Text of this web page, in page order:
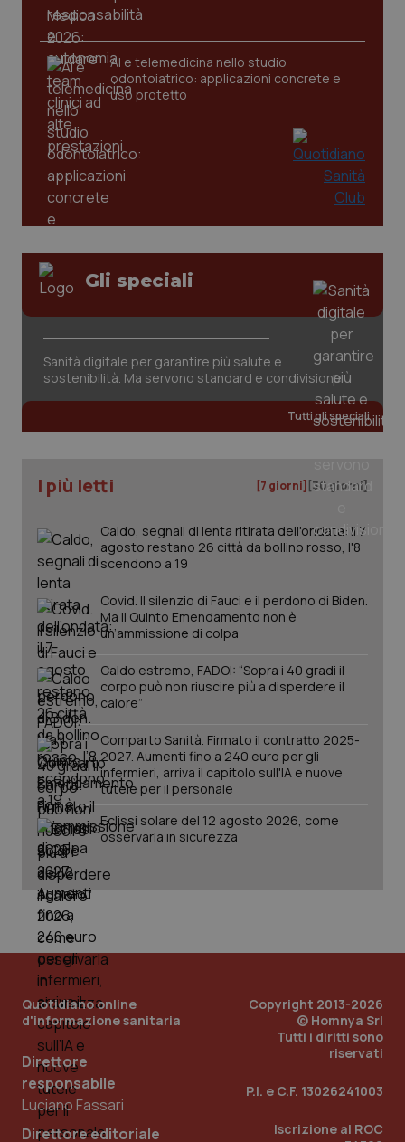
AI e telemedicina nello studio
odontoiatrico: applicazioni concrete e
uso protetto
Gli speciali
Sanità digitale per garantire più salute e
sostenibilità. Ma servono standard e condivisione
Tutti gli speciali
I più letti [7 giorni] [30 giorni]
Caldo, segnali di lenta ritirata dell'ondata: il 7
agosto restano 26 città da bollino rosso, l'8
scendono a 19
Covid. Il silenzio di Fauci e il perdono di Biden.
Ma il Quinto Emendamento non è
un’ammissione di colpa
Caldo estremo, FADOI: “Sopra i 40 gradi il
corpo può non riuscire più a disperdere il
calore”
Comparto Sanità. Firmato il contratto 2025-
2027. Aumenti fino a 240 euro per gli
infermieri, arriva il capitolo sull'IA e nuove
tutele per il personale
Eclissi solare del 12 agosto 2026, come
osservarla in sicurezza
Quotidiano online
d'informazione sanitaria
Direttore
responsabile
Luciano Fassari
Direttore editoriale
Copyright 2013-2026
© Homnya Srl
Tutti i diritti sono
riservati
P.I. e C.F. 13026241003
Iscrizione al ROC
tracking-sites-ironfish-
session-id
_ga
Google LLC
1
PHPSESSID
PHP.net
www.quotidianosanita.it
_ga_KM60CM4NPH .quotidianosanita.it
1
mese